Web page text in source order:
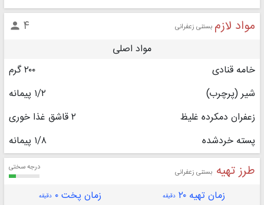
مواد لازم بستنی زعفرانی ۴ 
مواد اصلی
خامه قنادی
۲۰۰ گرم
شیر (پرچرب)
۱/۲ پیمانه
زعفران دمکرده غلیظ
۲ قاشق غذا خوری
پسته خردشده
۱/۸ پیمانه
طرز تهیه بستنی زعفرانی درجه سختی
زمان تهیه ۲۰ دقیقه زمان پخت ۰ دقیقه